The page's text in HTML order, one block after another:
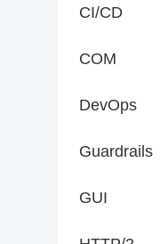
CI/CD
COM
DevOps
Guardrails
GUI